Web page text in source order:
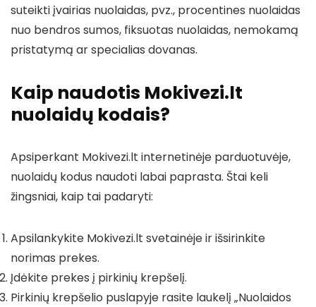
suteikti įvairias nuolaidas, pvz., procentines nuolaidas
nuo bendros sumos, fiksuotas nuolaidas, nemokamą
pristatymą ar specialias dovanas.
Kaip naudotis Mokivezi.lt
nuolaidų kodais?
Apsiperkant Mokivezi.lt internetinėje parduotuvėje,
nuolaidų kodus naudoti labai paprasta. Štai keli
žingsniai, kaip tai padaryti:
Apsilankykite Mokivezi.lt svetainėje ir išsirinkite
norimas prekes.
Įdėkite prekes į pirkinių krepšelį.
Pirkinių krepšelio puslapyje rasite laukelį „Nuolaidos